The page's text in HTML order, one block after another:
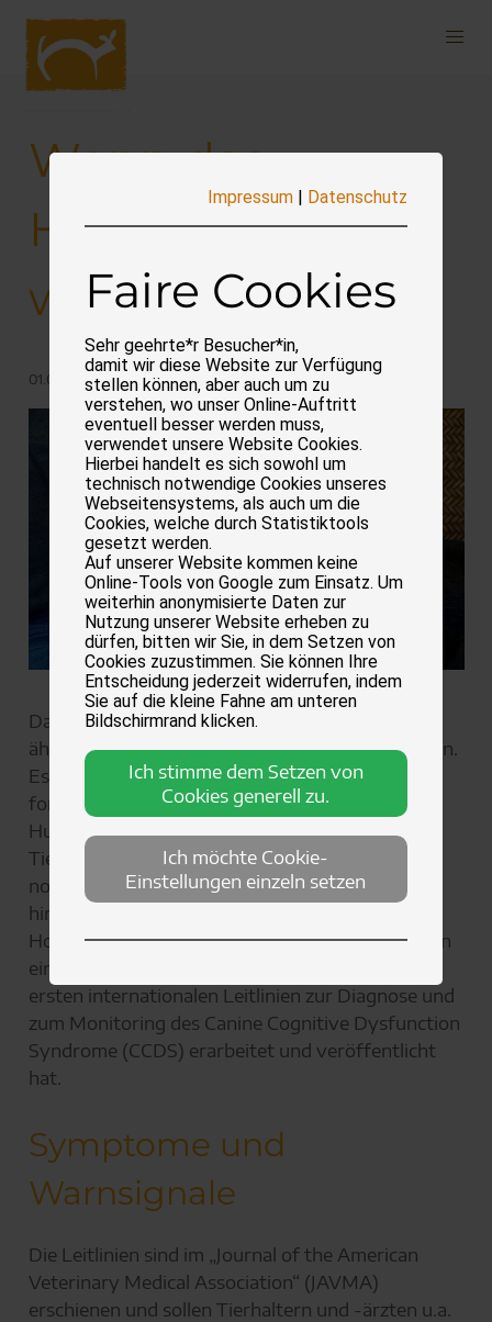
Navigation
überspringen
Wenn das
Haustier dement
wird
01.02.2026
Das „Canine kognitive Dysfunktionssyndrom“
ähnelt der Alzheimer-Erkrankung beim Menschen.
Es handelt sich dabei um eine stetig
fortschreitende Hirnerkrankung bei älteren
Hunden, deren Symptome laut der Stiftung
Tierärztliche Hochschule Hannover (TiHo) über
normale altersbedingte Veränderungen
hinausgehen. Der Leiter der Stiftung, Professor
Holger Volk, PhD, war einer von zwölf Fachleuten
eines Expertengremiums, das gemeinsam die
ersten internationalen Leitlinien zur Diagnose und
zum Monitoring des Canine Cognitive Dysfunction
Syndrome (CCDS) erarbeitet und veröffentlicht
hat.
Symptome und
Warnsignale
Die Leitlinien sind im „Journal of the American
Veterinary Medical Association“ (JAVMA)
erschienen und sollen Tierhaltern und -ärzten u.a.
Impressum | Datenschutz
Faire Cookies
Sehr geehrte*r Besucher*in,
damit wir diese Website zur Verfügung
stellen können, aber auch um zu
verstehen, wo unser Online-Auftritt
eventuell besser werden muss,
verwendet unsere Website Cookies.
Hierbei handelt es sich sowohl um
technisch notwendige Cookies unseres
Webseitensystems, als auch um die
Cookies, welche durch Statistiktools
gesetzt werden.
Auf unserer Website kommen keine
Online-Tools von Google zum Einsatz. Um
weiterhin anonymisierte Daten zur
Nutzung unserer Website erheben zu
dürfen, bitten wir Sie, in dem Setzen von
Cookies zuzustimmen. Sie können Ihre
Entscheidung jederzeit widerrufen, indem
Sie auf die kleine Fahne am unteren
Bildschirmrand klicken.
Ich stimme dem Setzen von
Cookies generell zu.
Ich möchte Cookie-
Einstellungen einzeln setzen